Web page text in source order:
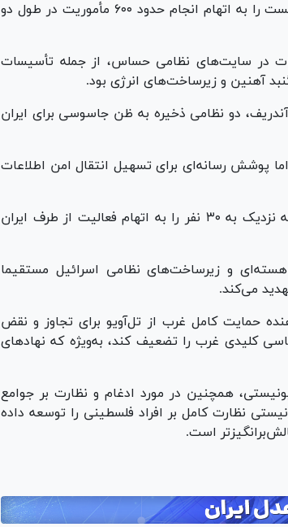
در اکتبر ۲۰۲۴ (مهر ۱۴۰۳)، رژیم صهیونیستی ۷ صهیونیست را به اتهام انجام حدود ۶۰۰ مأموریت در طول دو
در سایت‌های نظامی حساس، از جمله تأسیسات
آهنین و زیرساخت‌های انرژی بود.
و گئورگی آندریف، دو نظامی ذخیره به ظن جاسوسی برای ایران
پوشش رسانه‌ای برای تسهیل انتقال امن اطلاعات
در دسامبر ۲۰۲۴، پلیس رژیم صهیونیستی مدعی شد که نزدیک به ۳۰ نفر را به اتهام فعالیت‌ از طرف ایران
و زیرساخت‌های نظامی اسرائیل مستقیما
می‌کند.
حمایت کامل غرب از تل‌آویو برای تجاوز و نقض
کلیدی غرب را تضعیف کند، به‌ویژه که نهاد‌های
همچنین در مورد ادغام و نظارت بر جوامع
نظارت کامل بر افراد فلسطینی را توسعه داده